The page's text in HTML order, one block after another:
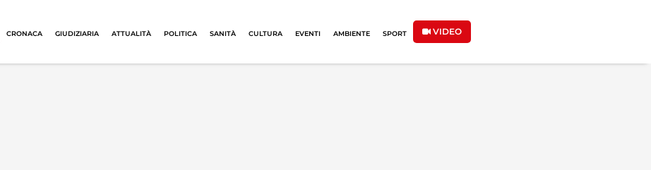
CRONACA GIUDIZIARIA ATTUALITÀ POLITICA SANITÀ CULTURA EVENTI AMBIENTE SPORT VIDEO